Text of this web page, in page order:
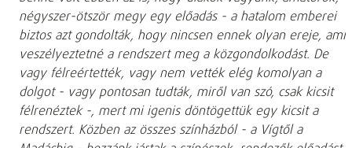
négyszer-ötször megy egy előadás - a hatalom emberei
biztos azt gondolták, hogy nincsen ennek olyan ereje, ami
veszélyeztetné a rendszert meg a közgondolkodást. De
vagy félreértették, vagy nem vették elég komolyan a
dolgot - vagy pontosan tudták, miről van szó, csak kicsit
félrenéztek -, mert mi igenis döntögettük egy kicsit a
rendszert. Közben az összes színházból - a Vígtől a